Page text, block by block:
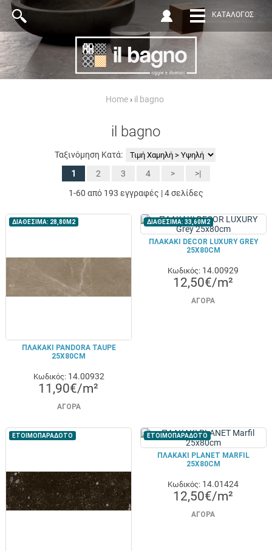
ΚΑΤΆΛΟΓΟΣ
Home› il bagno
il bagno
Ταξινόμηση Κατά:
1
2 3 4 >
>|
1-60 από 193 εγγραφές | 4 σελίδες
ΔΙΑΘΕΣΙΜΑ: 28,80M2
ΠΛΑΚΑΚΙ PANDORA TAUPE
25X80CM
Κωδικός: 14.00932
11,90€/m²
ΑΓΟΡΆ
ΔΙΑΘΕΣΙΜΑ: 33,60M2
ΠΛΑΚΑΚΙ DECOR LUXURY GREY
25X80CM
Κωδικός: 14.00929
12,50€/m²
ΑΓΟΡΆ
ΕΤΟΙΜΟΠΑΡΑΔΟΤΟ ΕΤΟΙΜΟΠΑΡΑΔΟΤΟ
ΠΛΑΚΑΚΙ PLANET MARFIL
25X80CM
Κωδικός: 14.01424
12,50€/m²
ΑΓΟΡΆ